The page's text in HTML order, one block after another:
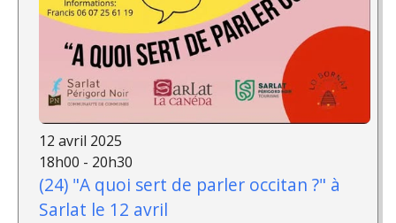
12 avril 2025
18h00 - 20h30
(24) "A quoi sert de parler occitan ?" à
Sarlat le 12 avril